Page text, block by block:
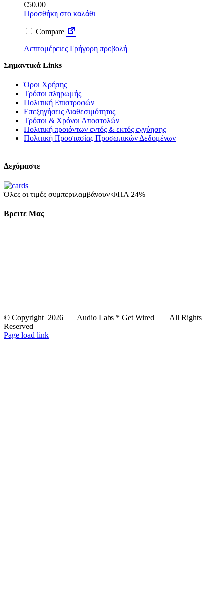
€50.00
Προσθήκη στο καλάθι
Compare
Λεπτομέρειες Γρήγορη προβολή
Σημαντικά Links
Όροι Χρήσης
Τρόποι πληρωμής
Πολιτική Επιστροφών
Επεξηγήσεις Διαθεσιμότητας
Τρόποι & Χρόνοι Αποστολών
Πολιτική προιόντων εντός & εκτός εγγύησης
Πολιτική Προστασίας Προσωπικών Δεδομένων
Δεχόμαστε
Όλες οι τιμές συμπεριλαμβάνουν ΦΠΑ 24%
Βρειτε Μας
© Copyright 2026 | Audio Labs * Get Wired | All Rights
Reserved
Facebook
Instagram
YouTube
LinkedIn
X
Page load link